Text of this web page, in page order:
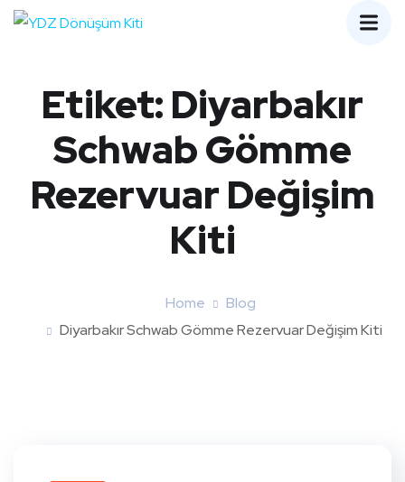
Etiket:Diyarbakır
Schwab Gömme
Rezervuar Değişim
Kiti
Home
Blog
Diyarbakır Schwab Gömme Rezervuar Değişim Kiti